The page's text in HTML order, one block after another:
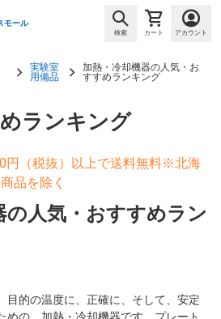
モール
検索 カート アカウント
実験室
用備品
加熱・冷却機器の人気・お
すすめランキング
ランキング
円（税抜）以上で送料無料※北海
品を除く
の人気・おすすめラン
目的の温度に、正確に、そして、安定